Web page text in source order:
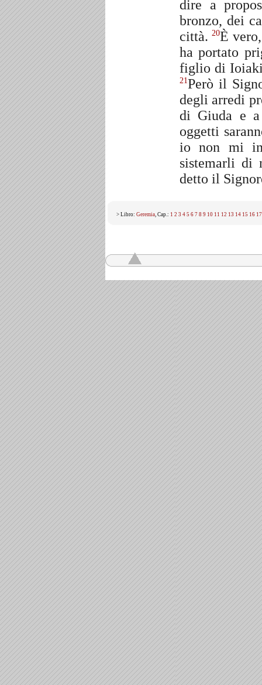
dire a
bronzo, dei
città.20È
ha portato
figlio di
21Però il
degli arredi
di Giuda e
oggetti
io non mi
sistemarli di
detto il
> Libro: Geremia, Cap.: 1 2 3 4 5 6 7 8 9 10 11 12 13 14 15 16 17